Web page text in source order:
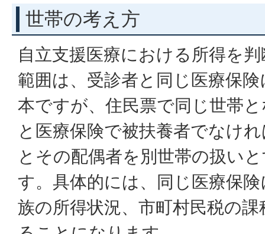
世帯の考え方
自立支援医療における所得を
範囲は、受診者と同じ医療保
本ですが、住民票で同じ世帯
と医療保険で被扶養者でなけ
とその配偶者を別世帯の扱い
す。具体的には、同じ医療保
族の所得状況、市町村民税の